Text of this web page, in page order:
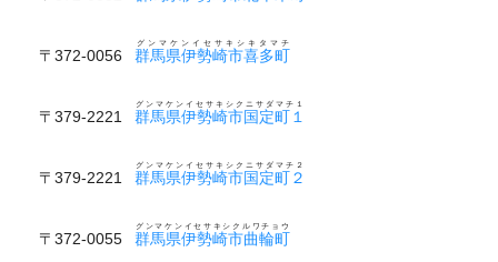
〒372-0056 群馬県伊勢崎市喜多町
グンマケンイセサキシキタマチ
〒379-2221 群馬県伊勢崎市国定町１
グンマケンイセサキシクニサダマチ１
〒379-2221 群馬県伊勢崎市国定町２
グンマケンイセサキシクニサダマチ２
〒372-0055 群馬県伊勢崎市曲輪町
グンマケンイセサキシクルワチョウ